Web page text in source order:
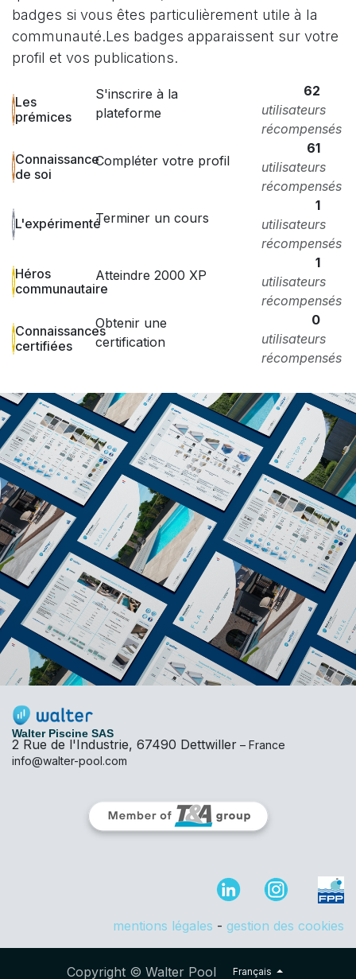
badges si vous êtes particulièrement utile à la
communauté.Les badges apparaissent sur votre
profil et vos publications.
Les
prémices
S'inscrire à la
plateforme
62
utilisateurs
récompensés
Connaissance
de soi
Compléter votre profil
61
utilisateurs
récompensés
L'expérimentéTerminer un cours
1
utilisateurs
récompensés
Héros
communautaire
Atteindre 2000 XP
1
utilisateurs
récompensés
Connaissances
certifiées
Obtenir une
certification
0
utilisateurs
récompensés
Walter Piscine SAS
2 Rue de l'Industrie, 67490 Dettwiller – France
info@walter-pool.com
mentions légales - gestion des cookies
Copyright © Walter Pool Français